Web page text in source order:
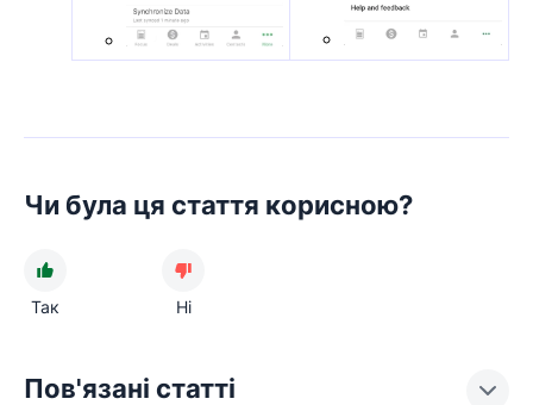
Чи була ця стаття корисною?
Так Ні
Пов'язані статті